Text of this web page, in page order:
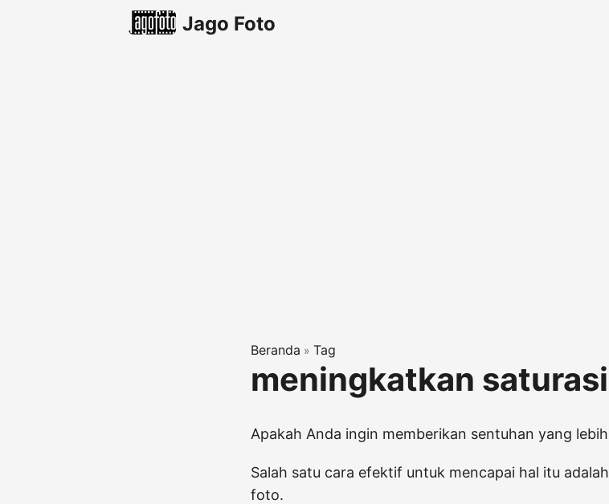
Jago Foto
Beranda » Tag
meningkatkan
Apakah Anda ingin memberikan sentuhan yang
Salah satu cara efektif untuk mencapai hal itu
foto.